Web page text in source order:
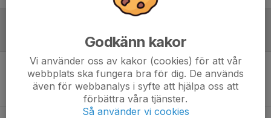
Inget skrivet
Godkänn kakor
Vi använder oss av kakor (cookies) för att vår
webbplats ska fungera bra för dig. De används
även för webbanalys i syfte att hjälpa oss att
förbättra våra tjänster.
Så använder vi cookies